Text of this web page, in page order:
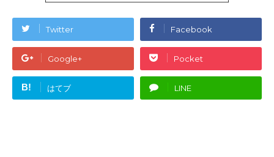
Twitter Facebook
Google+ Pocket
B! はてブ LINE